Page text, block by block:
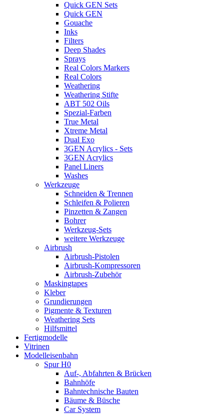
Quick GEN Sets
Quick GEN
Gouache
Inks
Filters
Deep Shades
Sprays
Real Colors Markers
Real Colors
Weathering
Weathering Stifte
ABT 502 Oils
Spezial-Farben
True Metal
Xtreme Metal
Dual Exo
3GEN Acrylics - Sets
3GEN Acrylics
Panel Liners
Washes
Werkzeuge
Schneiden & Trennen
Schleifen & Polieren
Pinzetten & Zangen
Bohrer
Werkzeug-Sets
weitere Werkzeuge
Airbrush
Airbrush-Pistolen
Airbrush-Kompressoren
Airbrush-Zubehör
Maskingtapes
Kleber
Grundierungen
Pigmente & Texturen
Weathering Sets
Hilfsmittel
Fertigmodelle
Vitrinen
Modelleisenbahn
Spur H0
Auf-, Abfahrten & Brücken
Bahnhöfe
Bahntechnische Bauten
Bäume & Büsche
Car System